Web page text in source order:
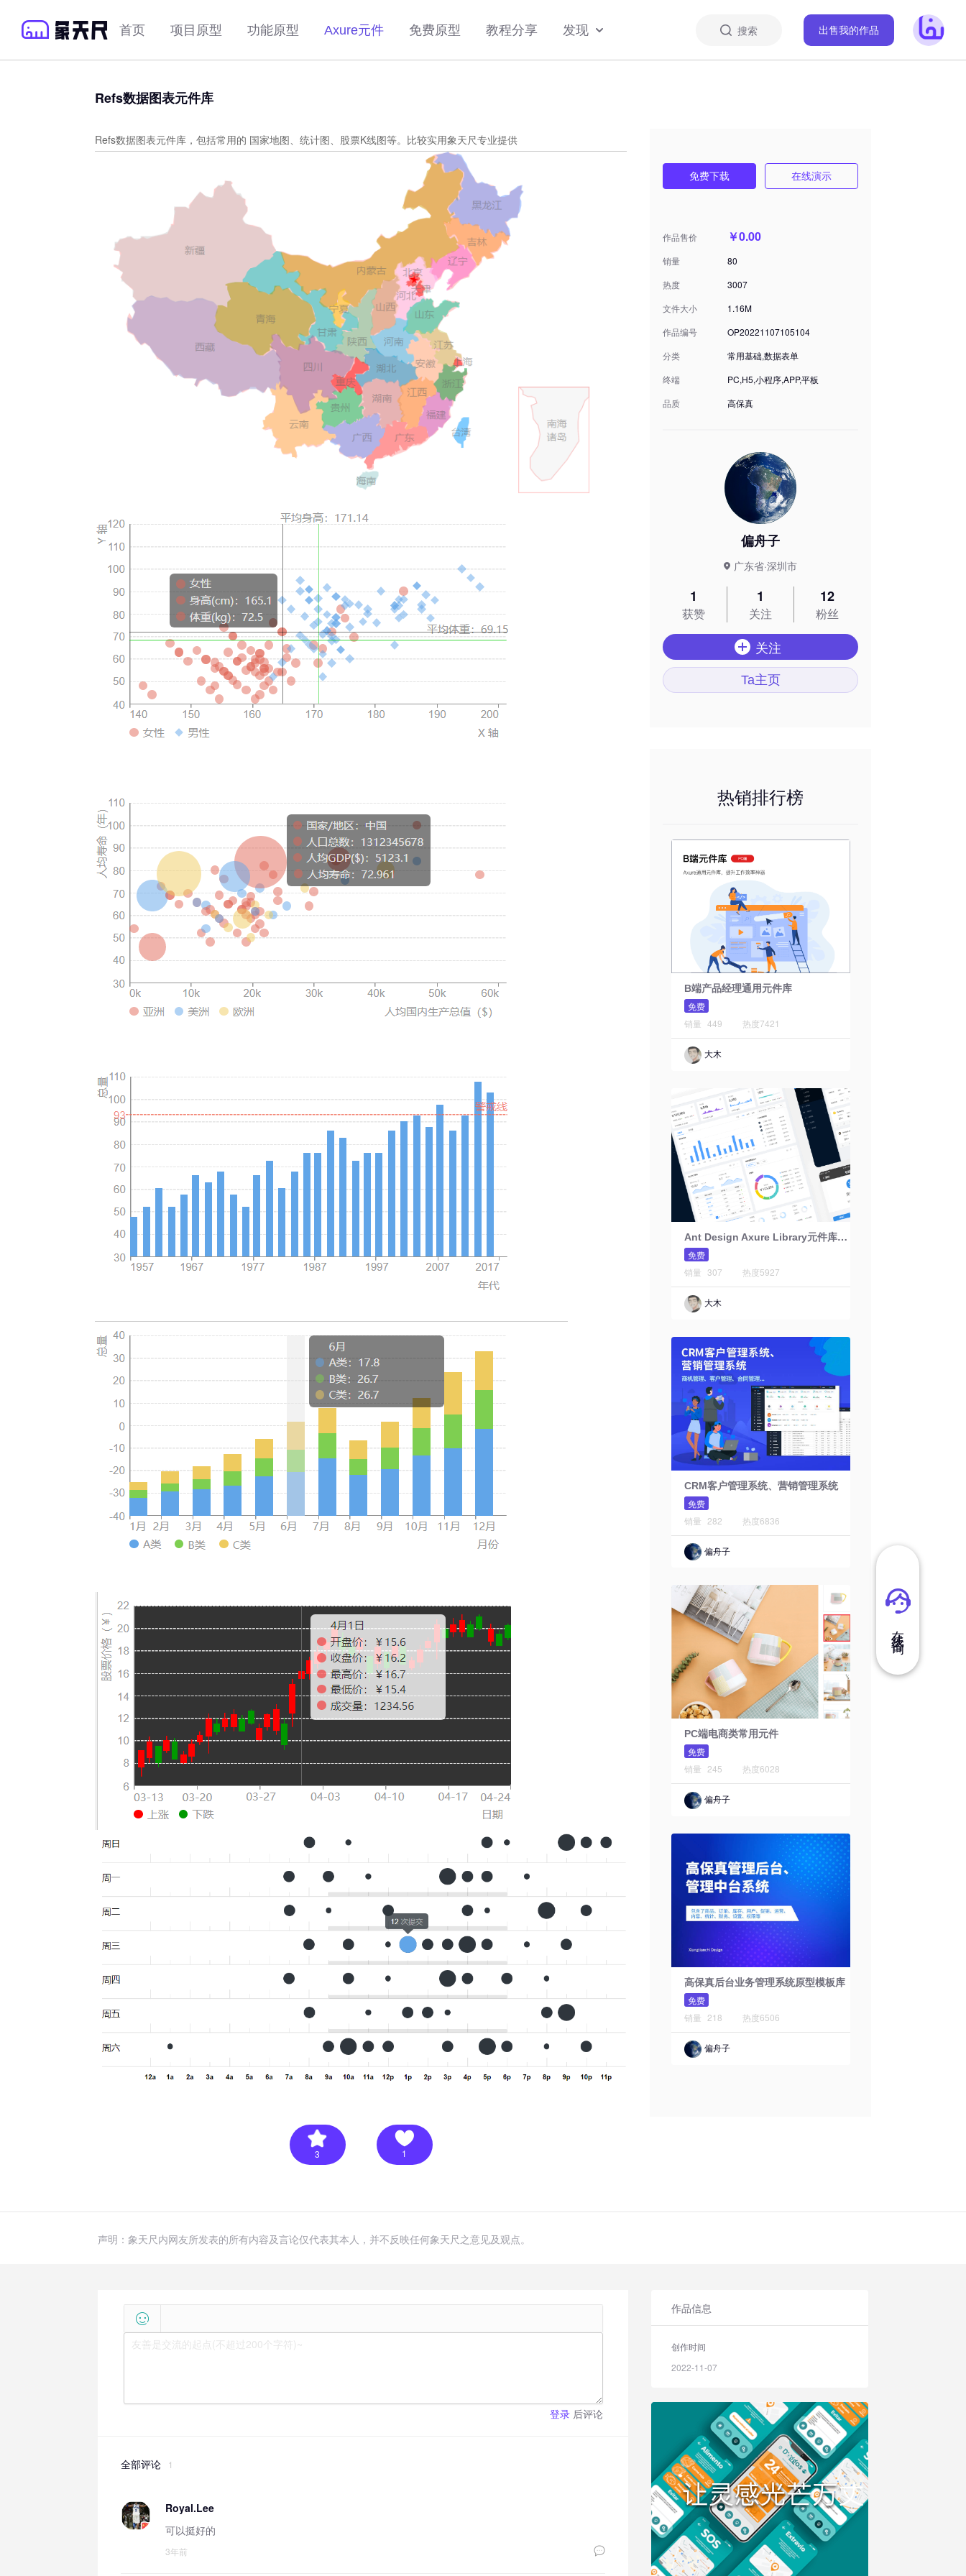
首页 项目原型 功能原型 Axure元件 免费原型 教程分享 发现 搜索 出售我的作品
Refs数据图表元件库
Refs数据图表元件库，包括常用的 国家地图、统计图、股票K线图等。比较实用象天尺专业提供
3 1
免费下载 在线演示
作品售价 ￥0.00
销量
80
热度
3007
文件大小
1.16M
作品编号
OP20221107105104
分类
常用基础,数据表单
终端
PC,H5,小程序,APP,平板
品质
高保真
偏舟子
广东省·深圳市
1
获赞
1
关注
12
粉丝
关注
Ta主页
热销排行榜
B端产品经理通用元件库
免费
销量 449 热度7421
大木
A
nt Design Axure Library元件库Web版
免费
销量 307 热度5927
大木
CRM客户管理系统、营销管理系统
免费
销量 282 热度6836
偏舟子
PC端电商类常用元件
免费
销量 245 热度6028
偏舟子
高保真后台业务管理系统原型模板库
免费
销量 218 热度6506
偏舟子
声明：象天尺内网友所发表的所有内容及言论仅代表其本人，并不反映任何象天尺之意见及观点。

登录 后评论
全部评论 1
Royal.Lee
可以挺好的
3年前
作品信息
创作时间
2022-11-07